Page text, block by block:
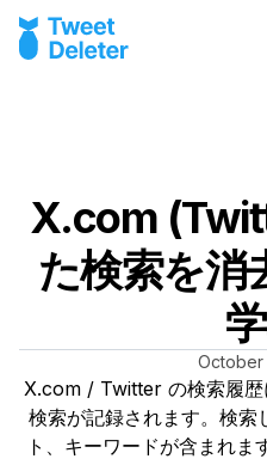
X.com
た検索を消
October
X.com / Twitter の検索履歴
検索が記録されます。検索
ト、キーワードが含まれ